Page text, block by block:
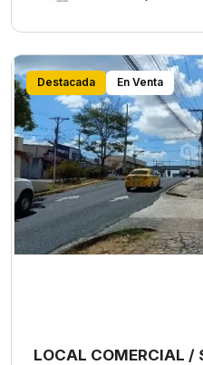
Destacada En Venta
LOCAL COMERCIAL /